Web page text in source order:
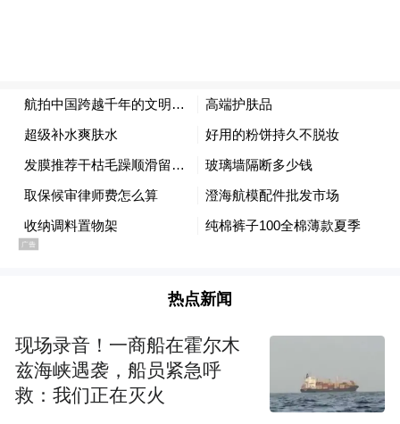
去”的殷切期待与深厚感情。
据了解，作为市委宣传部精心打造的品牌外
宣活动，“姚籍记者故乡行”今年已迎来第20
次举办。活动广邀全国各地的姚籍记者回到
家乡，了解家乡情况、关注家乡发展。此次
旅与科技的新成果，也为余姚进一步展示高
浓的乡情与智慧。 （丁 洁）
来源：姚界客户端
热点新闻
现场录音！一商船在霍尔木
兹海峡遇袭，船员紧急呼
救：我们正在灭火